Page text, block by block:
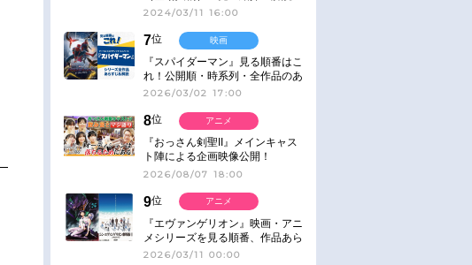
2024/03/11 16:00
7位
『スパイダーマン』見る順番はこ
れ！公開順・時系列・全作品のあ
らすじをまとめました
2026/03/02 17:00
映画
8位
『おっさん剣聖II』メインキャス
ト陣による企画映像公開！
2026/08/07 18:00
アニメ
9位
『エヴァンゲリオン』映画・アニ
メシリーズを見る順番、作品あら
すじ解説【シリーズ30周年】
2026/03/11 00:00
アニメ